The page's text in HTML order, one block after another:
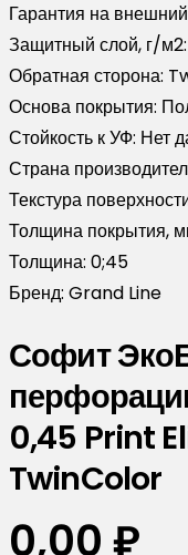
Гарантия на
Защитный слой, г/м2:
Обратная сторона:
Основа покрытия:
Стойкость к УФ: Нет
Страна
Текстура
Толщина покрытия,
Толщина: 0;45
Бренд: Grand Line
Софит
0,45 Print
TwinColor
0,00 ₽